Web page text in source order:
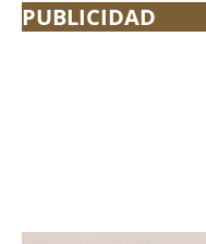
PUBLICIDAD